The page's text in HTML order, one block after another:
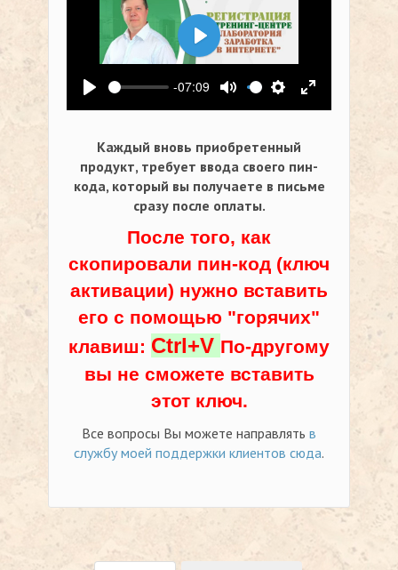
Воспроизвести
-07:09
Выключить звук
Настройки
На весь
Воспроизвести
Каждый вновь приобретенный
продукт, требует ввода своего пин-
кода, который вы получаете в письме
сразу после оплаты.
После того, как
скопировали пин-код (ключ
активации) нужно вставить
его с помощью "горячих"
клавиш: Ctrl+V По-другому
вы не сможете вставить
этот ключ.
Все вопросы Вы можете направлять в
службу моей поддержки клиентов сюда.